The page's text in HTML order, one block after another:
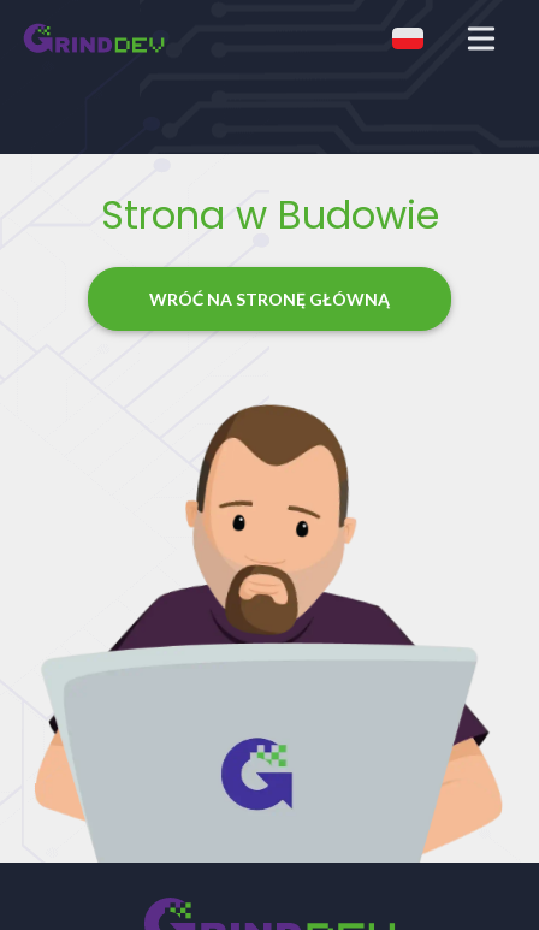
Otwórz
Strona w Budowie
WRÓĆ NA STRONĘ GŁÓWNĄ